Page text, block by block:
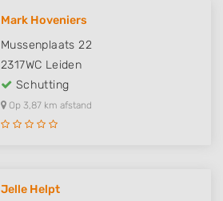
Mark Hoveniers
Mussenplaats 22
2317WC Leiden
Schutting
Op 3,87 km afstand
Jelle Helpt